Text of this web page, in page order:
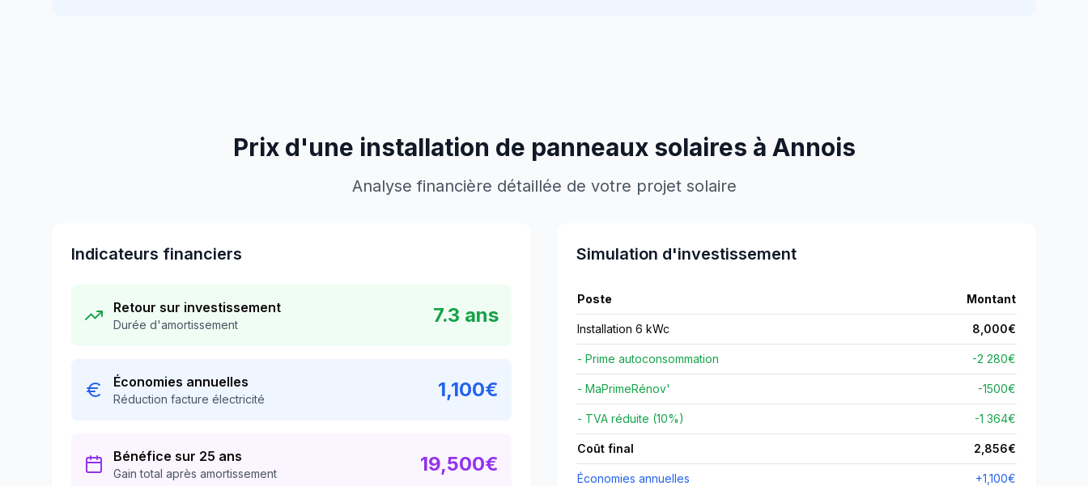
Prix d'une installation de panneaux solaires à Annois
Analyse financière détaillée de votre projet solaire
Indicateurs financiers
Retour sur investissement
Durée d'amortissement 7.3 ans
Économies annuelles
Réduction facture électricité 1,100€
Bénéfice sur 25 ans
Gain total après amortissement 19,500€
Simulation d'investissement
Poste Montant
Installation 6 kWc 8,000€
- Prime autoconsommation -2 280€
- MaPrimeRénov' -1500€
- TVA réduite (10%) -1 364€
Coût final 2,856€
Économies annuelles +1,100€